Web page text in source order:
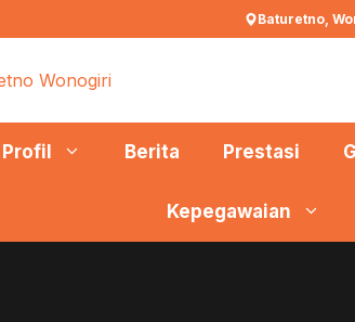
Baturetno,
Profil Berita Prestasi
Kepegawaian